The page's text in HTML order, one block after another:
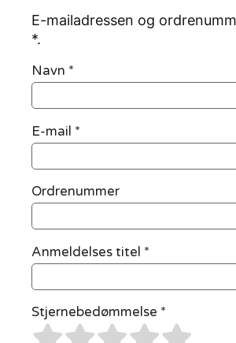
E-mailadressen og
*.
Navn *
E-mail *
Ordrenummer
Anmeldelses titel *
Stjernebedømmelse *